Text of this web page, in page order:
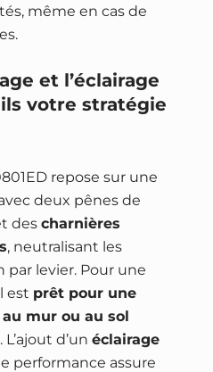
même en cas de
et l’éclairage
votre stratégie
repose sur une
deux pênes de
des charnières
, neutralisant les
par levier. Pour une
est prêt pour une
mur ou au sol
d’un éclairage
performance assure